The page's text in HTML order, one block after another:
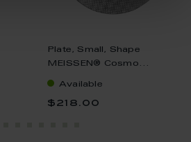
Plate, Small, Shape
MEISSEN® Cosmo...
Available
$218.00